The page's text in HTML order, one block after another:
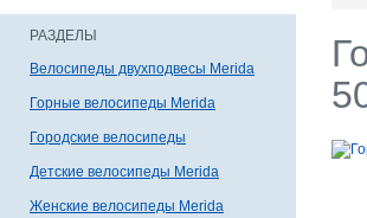
РАЗДЕЛЫ
Велосипеды двухподвесы Merida
Горные велосипеды Merida
Городские велосипеды
Детские велосипеды Merida
Женские велосипеды Merida